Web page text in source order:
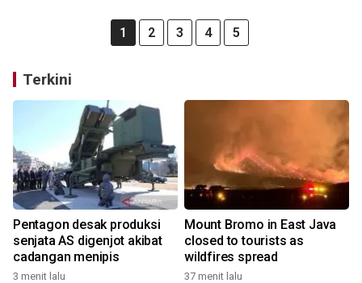
1 2 3 4 5
Terkini
Pentagon desak produksi
senjata AS digenjot akibat
cadangan menipis
3 menit lalu
Mount Bromo in East Java
closed to tourists as
wildfires spread
37 menit lalu